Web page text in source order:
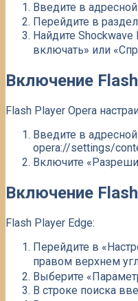
Введите в
Перейдите в
Найдите
включать» или
Включение
Flash Player Opera
Введите в
opera://settings/
Включите
Включение
Flash Player Edge:
Перейдите в
правом верхнем
Выберите
В строке поиска